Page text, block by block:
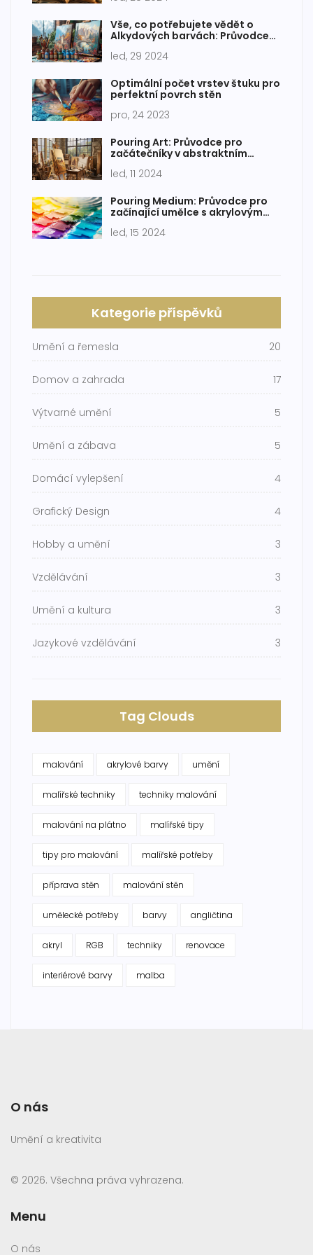
Vše, co potřebujete vědět o
Alkydových barvách: Průvodce
led, 29 2024
Optimální počet vrstev štuku pro
perfektní povrch stěn
pro, 24 2023
Pouring Art: Průvodce pro
začátečníky v abstraktním
led, 11 2024
Pouring Medium: Průvodce pro
začínající umělce s akrylovým
led, 15 2024
Kategorie příspěvků
Umění a řemesla 20
Domov a zahrada 17
Výtvarné umění 5
Umění a zábava 5
Domácí vylepšení 4
Grafický Design 4
Hobby a umění 3
Vzdělávání 3
Umění a kultura 3
Jazykové vzdělávání 3
Tag Clouds
malování akrylové barvy umění
malířské techniky techniky malování
malování na plátno malířské tipy
tipy pro malování malířské potřeby
příprava stěn malování stěn
umělecké potřeby barvy angličtina
akryl RGB techniky renovace
interiérové barvy malba
O nás
Umění a kreativita
© 2026. Všechna práva vyhrazena.
Menu
O nás